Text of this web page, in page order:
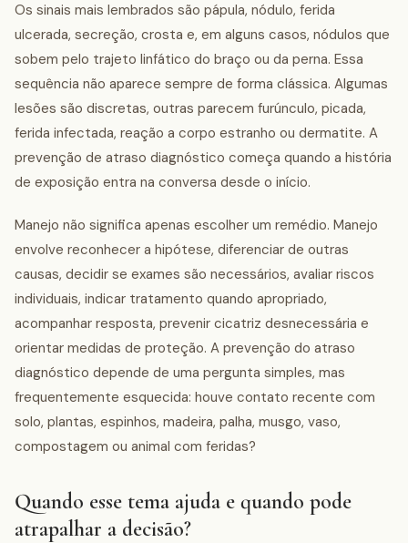
Os sinais mais lembrados são pápula, nódulo, ferida
ulcerada, secreção, crosta e, em alguns casos, nódulos que
sobem pelo trajeto linfático do braço ou da perna. Essa
sequência não aparece sempre de forma clássica. Algumas
lesões são discretas, outras parecem furúnculo, picada,
ferida infectada, reação a corpo estranho ou dermatite. A
prevenção de atraso diagnóstico começa quando a história
de exposição entra na conversa desde o início.
Manejo não significa apenas escolher um remédio. Manejo
envolve reconhecer a hipótese, diferenciar de outras
causas, decidir se exames são necessários, avaliar riscos
individuais, indicar tratamento quando apropriado,
acompanhar resposta, prevenir cicatriz desnecessária e
orientar medidas de proteção. A prevenção do atraso
diagnóstico depende de uma pergunta simples, mas
frequentemente esquecida: houve contato recente com
solo, plantas, espinhos, madeira, palha, musgo, vaso,
compostagem ou animal com feridas?
Quando esse tema ajuda e quando pode
atrapalhar a decisão?